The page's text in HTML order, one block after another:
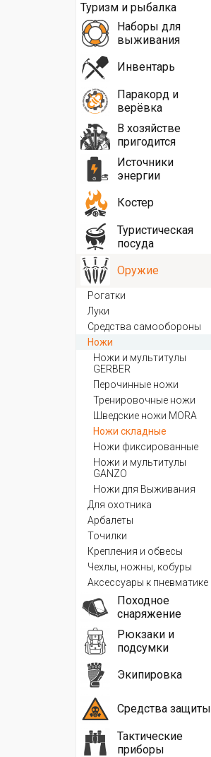
Туризм и рыбалка
Наборы для
выживания
Инвентарь
Паракорд и
верёвка
В хозяйстве
пригодится
Источники
энергии
Костер
Туристическая
посуда
Оружие
Рогатки
Луки
Средства самообороны
Ножи
Ножи и мультитулы
GERBER
Перочинные ножи
Тренировочные ножи
Шведские ножи MORA
Ножи складные
Ножи фиксированные
Ножи и мультитулы
GANZO
Ножи для Выживания
Для охотника
Арбалеты
Точилки
Крепления и обвесы
Чехлы, ножны, кобуры
Аксессуары к пневматике
Походное
снаряжение
Рюкзаки и
подсумки
Экипировка
Средства защиты
Тактические
приборы